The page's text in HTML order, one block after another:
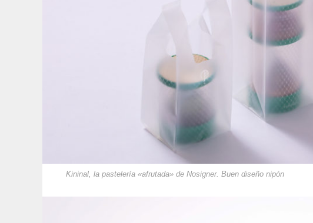
Kininal, la pastelería «afrutada» de Nosigner. Buen diseño nipón